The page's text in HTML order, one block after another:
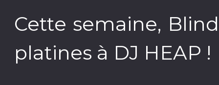
Cette semaine,
platines à DJ HEAP !